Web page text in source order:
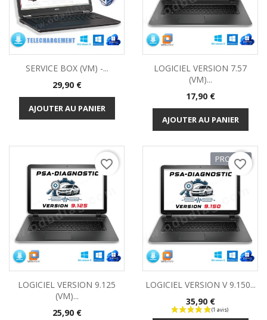
SERVICE BOX (VM) -...
Prix
29,90 €
AJOUTER AU PANIER
LOGICIEL VERSION 7.57
(VM)...
Prix
17,90 €
AJOUTER AU PANIER
LOGICIEL VERSION 9.125
(VM)...
Prix
25,90 €
favorite_border PROMO !
LOGICIEL VERSION V 9.150...
Prix
35,90 €
favorite_border